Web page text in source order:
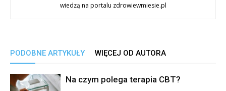
wiedzą na portalu zdrowiewmiesie.pl
PODOBNE ARTYKUŁY WIĘCEJ OD AUTORA
Na czym polega terapia CBT?